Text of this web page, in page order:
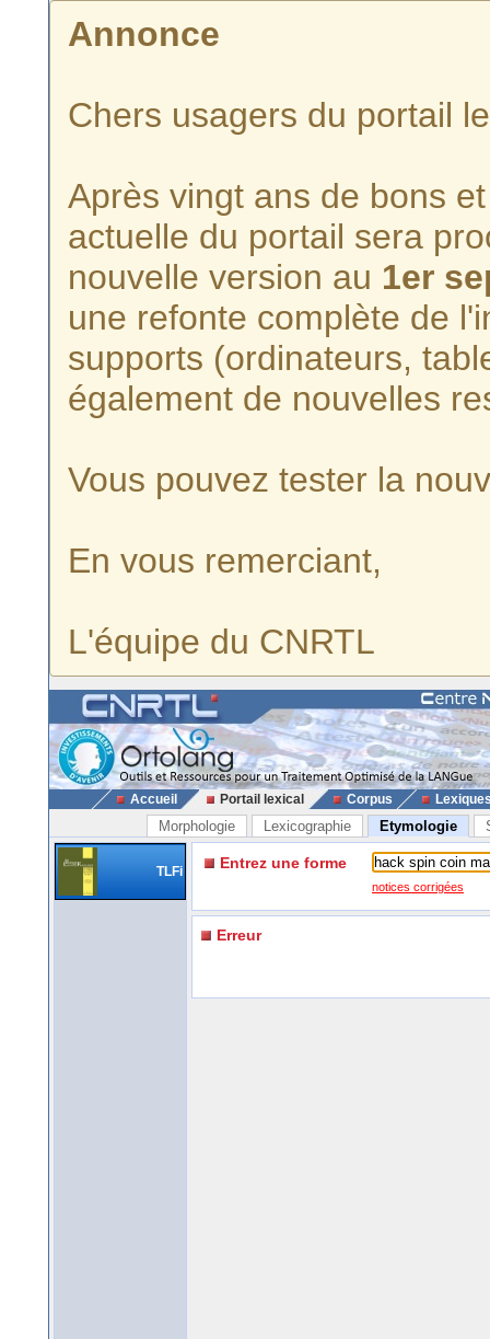
Annonce
Chers usagers du portail
Après vingt ans de bons
actuelle du portail sera
nouvelle version au 1er
une refonte complète de
supports (ordinateurs,
également de nouvelles
Vous pouvez tester la
En vous remerciant,
L'équipe du CNRTL
Accueil Portail lexical Corpus
Morphologie Lexicographie Etymologie
TLFi Entrez une forme
notices corrigées
Erreur